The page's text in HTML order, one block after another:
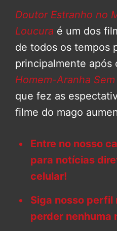
Doutor Estranho no
Loucura é um dos
de todos os tempos
principalmente após
Homem-Aranha
que fez as
filme do mago
Entre no nosso
para notícias
celular!
Siga nosso perfil
perder nenhuma